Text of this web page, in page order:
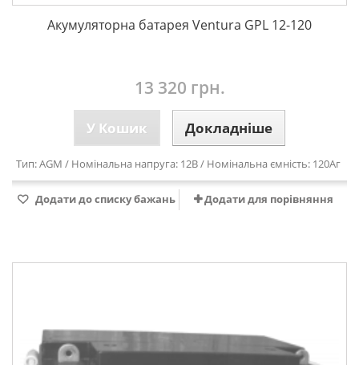
Акумуляторна батарея Ventura GPL 12-120
13 320 грн.
У Кошик Докладніше
Тип: AGM / Номінальна напруга: 12В / Номінальна ємність: 120Аг
Додати до списку бажань Додати для порівняння